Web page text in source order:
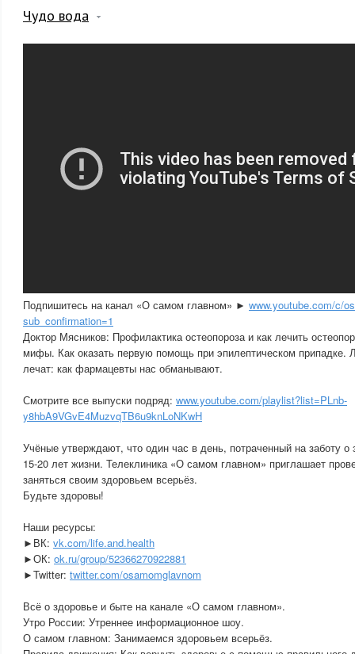
Чудо вода
Подпишитесь на канал «О самом главном» ► www.youtube.com/c/
sub_confirmation=1
Доктор Мясников: Профилактика остеопороза и как лечить
мифы. Как оказать первую помощь при эпилептическом припадке.
лечат: как фармацевты нас обманывают.
Смотрите все выпуски подряд: www.youtube.com/playlist?list=PLnb-
y8hbA9VGvE4MuzvqTB6u9knLoNKwH
Учёные утверждают, что один час в день, потраченный на заботу о
15-20 лет жизни. Телеклиника «О самом главном» приглашает
заняться своим здоровьем всерьёз.
Будьте здоровы!
Наши ресурсы:
►ВК: vk.com/life.and.health
►ОК: ok.ru/group/52366270922881
►Twitter: twitter.com/osamomglavnom
Всё о здоровье и быте на канале «О самом главном».
Утро России: Утреннее информационное шоу.
О самом главном: Занимаемся здоровьем всерьёз.